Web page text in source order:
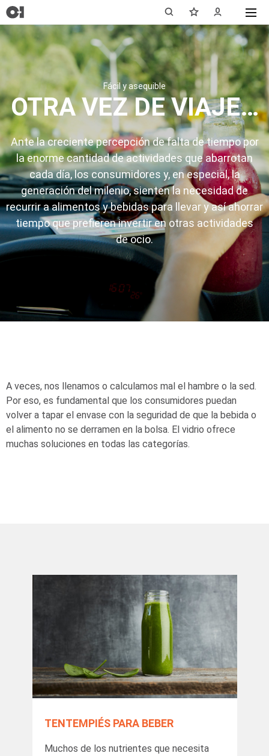
Fácil y asequible
OTRA VEZ DE VIAJE…
Ante la creciente percepción de falta de tiempo por
la enorme cantidad de actividades que abarrotan
cada día, los consumidores y, en especial, la
generación del milenio, sienten la necesidad de
recurrir a alimentos y bebidas para llevar y así ahorrar
tiempo que prefieren invertir en otras actividades
de ocio.
A veces, nos llenamos o calculamos mal el hambre o la sed.
Por eso, es fundamental que los consumidores puedan
volver a tapar el envase con la seguridad de que la bebida o
el alimento no se derramen en la bolsa. El vidrio ofrece
muchas soluciones en todas las categorías.
TENTEMPIÉS PARA BEBER
Muchos de los nutrientes que necesita